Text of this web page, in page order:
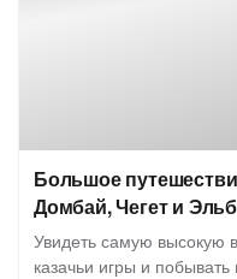
Большое
Домбай, Чегет и
Увидеть самую высокую
казачьи игры и